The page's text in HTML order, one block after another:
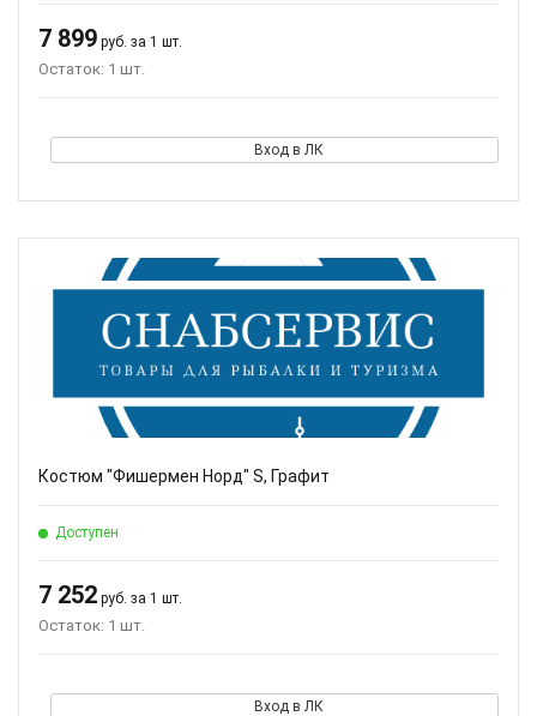
7 899 руб. за 1 шт.
Остаток: 1 шт.
Вход в ЛК
Костюм "Фишермен Норд" S, Графит
Доступен
7 252 руб. за 1 шт.
Остаток: 1 шт.
Вход в ЛК